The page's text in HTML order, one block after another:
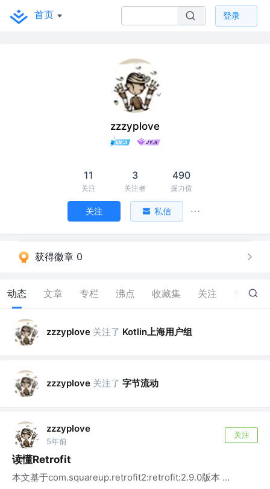
首页 登录
zzzyplove
11
关注
3
关注者
490
掘力值
关注 私信
获得徽章 0
动态 文章 专栏 沸点 收藏集 关注 20
zzzyplove 关注了 Kotlin上海用户组
zzzyplove 关注了 字节流动
zzzyplove
5年前
关注
读懂Retrofit
本文基于com.squareup.retrofit2:retrofit:2.9.0版本 ...